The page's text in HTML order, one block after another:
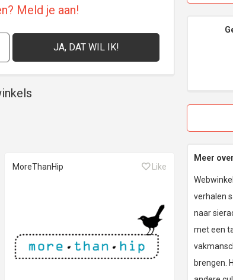
Meld je aan!
MoreThanHip Like
Meer
verhalen
naar
met een
brengen.